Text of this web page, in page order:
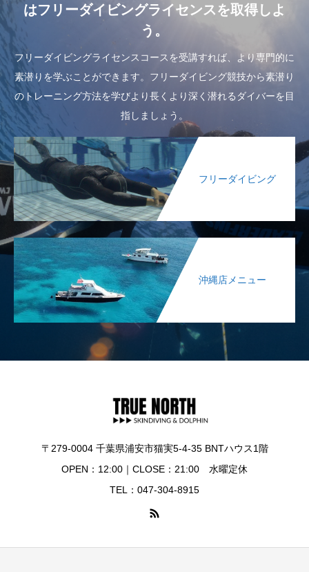
はフリーダイビングライセンスを取得しよ
う。
フリーダイビングライセンスコースを受講すれば、より専門的に
素潜りを学ぶことができます。フリーダイビング競技から素潜り
のトレーニング方法を学びより長くより深く潜れるダイバーを目
指しましょう。
フリーダイビング
沖縄店メニュー
〒279-0004 千葉県浦安市猫実5-4-35 BNTハウス1階
OPEN：12:00｜CLOSE：21:00 水曜定休
TEL：047-304-8915